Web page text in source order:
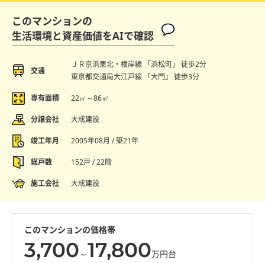
このマンションの
生活環境と資産価値をAIで確認
交通
ＪＲ京浜東北・根岸線 「浜松町」 徒歩2分
東京都交通局大江戸線 「大門」 徒歩3分
専有面積 22㎡～86㎡
分譲会社 大成建設
竣工年月 2005年08月 / 築21年
総戸数 152戸 / 22階
施工会社 大成建設
このマンションの価格帯
3,700 ～17,800万円台